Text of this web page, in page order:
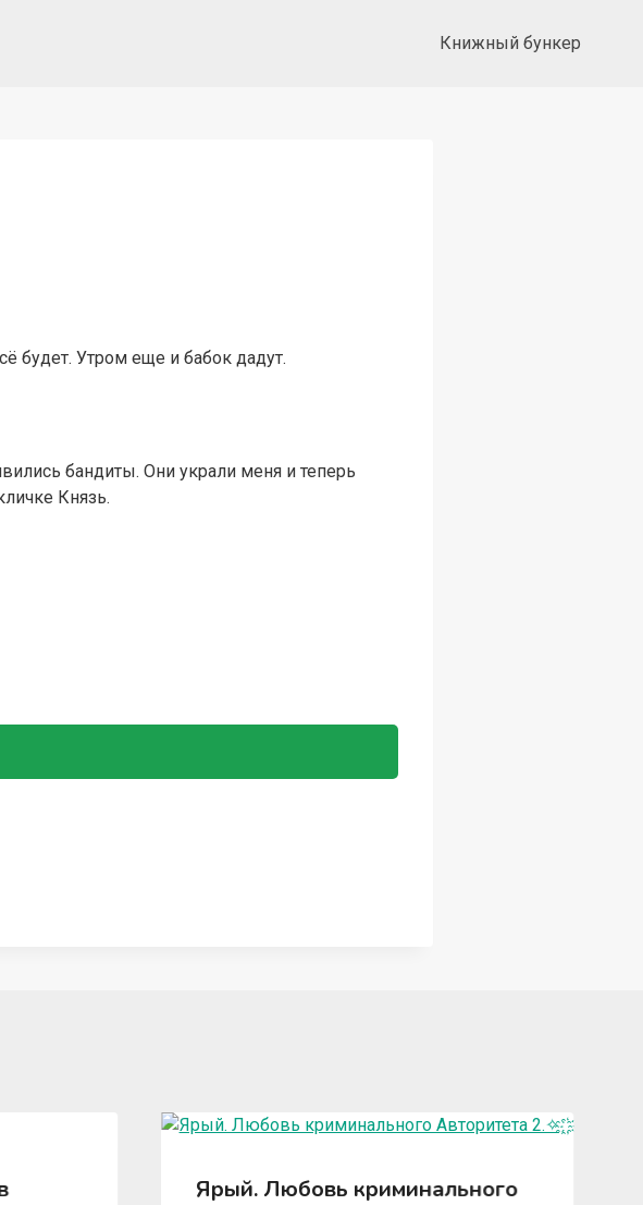
Книжный бункер
будет. Утром еще и бабок дадут.
бандиты. Они украли меня и теперь
Князь.
Ярый. Любовь криминального